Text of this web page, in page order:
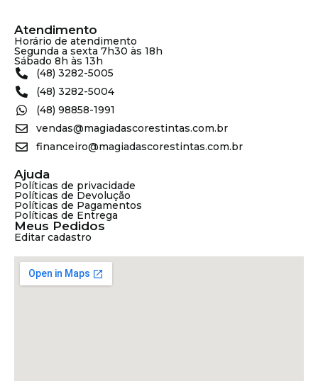
Atendimento
Horário de atendimento
Segunda a sexta 7h30 às 18h
Sábado 8h às 13h
(48) 3282-5005
(48) 3282-5004
(48) 98858-1991
vendas@magiadascorestintas.com.br
financeiro@magiadascorestintas.com.br
Ajuda
Políticas de privacidade
Políticas de Devolução
Políticas de Pagamentos
Políticas de Entrega
Meus Pedidos
Editar cadastro